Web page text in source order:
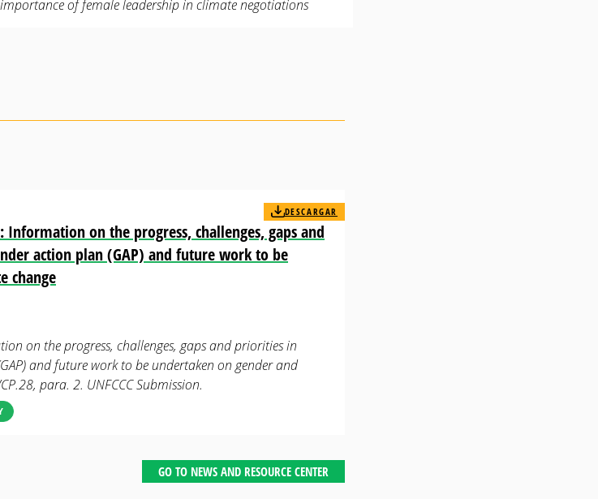
of female leadership in climate negotiations
Information on the progress, challenges, gaps and
action plan (GAP) and future work to be
change
DESCARGAR
on the progress, challenges, gaps and priorities in
and future work to be undertaken on gender and
para. 2. UNFCCC Submission.
GO TO NEWS AND RESOURCE CENTER